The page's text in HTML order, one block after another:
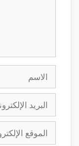
الإلكتروني
الإلكتروني